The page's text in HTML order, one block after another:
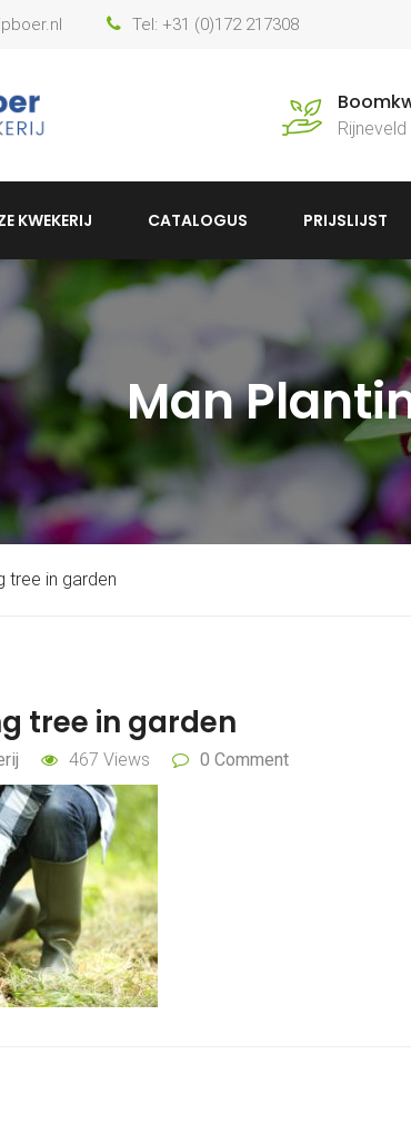
Tel: +31 (0)172 217308
KWEKERIJ CATALOGUS PRIJSLIJST
Man
tree in garden
tree in garden
467 Views 0 Comment